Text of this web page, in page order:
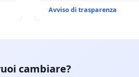
Avviso di trasparenza
cambiare?